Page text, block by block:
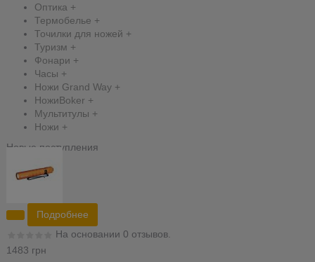
Оптика +
Термобелье +
Точилки для ножей +
Туризм +
Фонари +
Часы +
Ножи Grand Way +
НожиBoker +
Мультитулы +
Ножи +
Новые поступления
Подробнее
На основании 0 отзывов.
1483 грн